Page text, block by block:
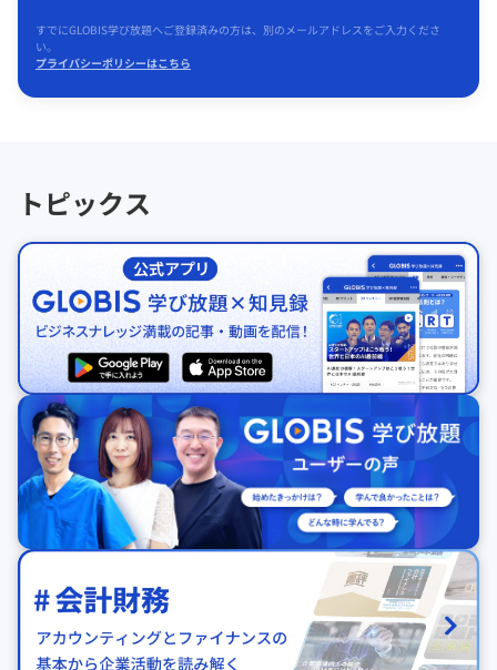
すでにGLOBIS学び放題へご登録済みの方は、別のメールアドレスをご入力くださ
い。
プライバシーポリシーはこちら
トピックス